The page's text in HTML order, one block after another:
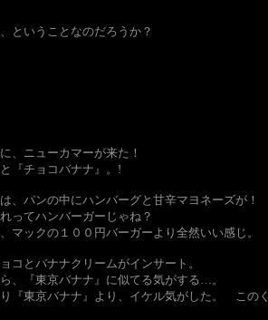
ということなのだろうか？
、ニューカマーが来た！
『チョコバナナ』。!
、パンの中にハンバーグと甘辛マヨネーズが！
ってハンバーガーじゃね？
マックの１００円バーガーより全然いい感じ
コとバナナクリームがインサート。
、『東京バナナ』に似てる気がする…。
『東京バナナ』より、イケル気がした。 この